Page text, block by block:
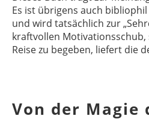
Es ist übrigens auch
und wird tatsächlich zur
kraftvollen
Reise zu begeben, liefert die
Von der Magie